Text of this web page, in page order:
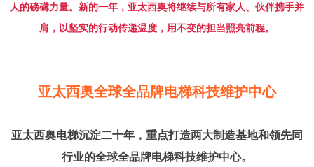
人的磅礴力量。 新的一年，亚太西奥将继续与所有家人、伙伴携手并
肩，以坚实的行动传递温度，用不变的担当照亮前程。
亚太西奥全球全品牌电梯科技维护中心
亚太西奥电梯沉淀二十年，重点打造两大制造基地和领先同
行业的全球全品牌电梯科技维护中心。